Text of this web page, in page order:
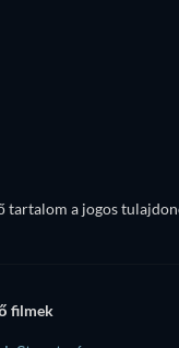
a jogos
filmek